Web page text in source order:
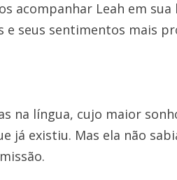
acompanhar Leah em sua
e seus sentimentos mais
na língua, cujo maior
já existiu. Mas ela não